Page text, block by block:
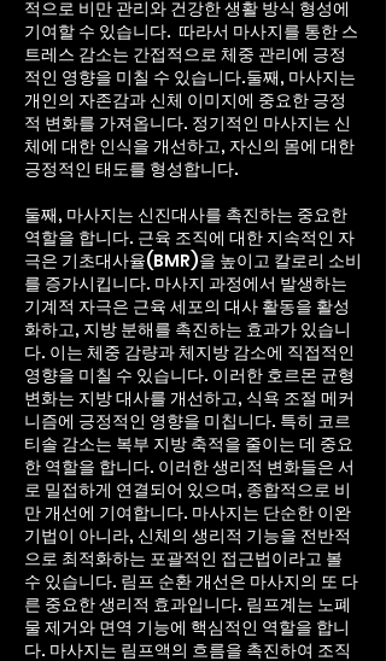
적으로 비만 관리와 건강한 생활 방식 형성에
기여할 수 있습니다. 따라서 마사지를 통한 스
트레스 감소는 간접적으로 체중 관리에 긍정
적인 영향을 미칠 수 있습니다.둘째, 마사지는
개인의 자존감과 신체 이미지에 중요한 긍정
적 변화를 가져옵니다. 정기적인 마사지는 신
체에 대한 인식을 개선하고, 자신의 몸에 대한
긍정적인 태도를 형성합니다.
둘째, 마사지는 신진대사를 촉진하는 중요한
역할을 합니다. 근육 조직에 대한 지속적인 자
극은 기초대사율(BMR)을 높이고 칼로리 소비
를 증가시킵니다. 마사지 과정에서 발생하는
기계적 자극은 근육 세포의 대사 활동을 활성
화하고, 지방 분해를 촉진하는 효과가 있습니
다. 이는 체중 감량과 체지방 감소에 직접적인
영향을 미칠 수 있습니다. 이러한 호르몬 균형
변화는 지방 대사를 개선하고, 식욕 조절 메커
니즘에 긍정적인 영향을 미칩니다. 특히 코르
티솔 감소는 복부 지방 축적을 줄이는 데 중요
한 역할을 합니다. 이러한 생리적 변화들은 서
로 밀접하게 연결되어 있으며, 종합적으로 비
만 개선에 기여합니다. 마사지는 단순한 이완
기법이 아니라, 신체의 생리적 기능을 전반적
으로 최적화하는 포괄적인 접근법이라고 볼
수 있습니다. 림프 순환 개선은 마사지의 또 다
른 중요한 생리적 효과입니다. 림프계는 노폐
물 제거와 면역 기능에 핵심적인 역할을 합니
다. 마사지는 림프액의 흐름을 촉진하여 조직